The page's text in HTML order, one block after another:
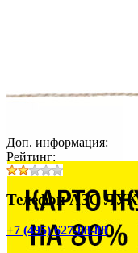
Доп. информация:
Рейтинг:
Телефон АЗС
+7 (495) 627-88-88